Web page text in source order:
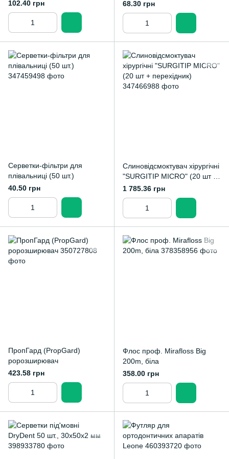
102.40 грн 68.30 грн
Серветки-фільтри для
плівальниці (50 шт.)
40.50 грн
Слиновідсмоктувач хірургічні
"SURGITIP MICRO" (20 шт +
перехідник)
1 785.36 грн
ПропГард (PropGard)
ророзширювач
423.58 грн
Флос проф. Mirafloss Big
200m, біла
358.00 грн